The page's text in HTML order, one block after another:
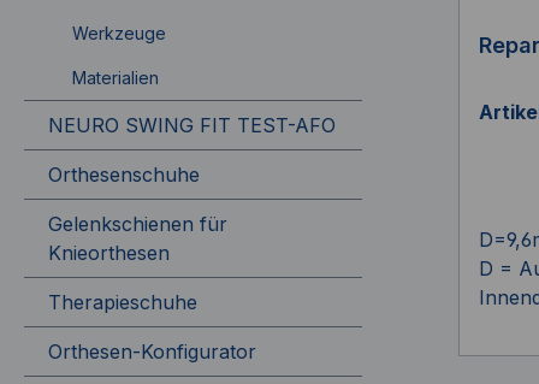
Werkzeuge
Materialien
NEURO SWING FIT TEST-AFO
Orthesenschuhe
Gelenkschienen für
Knieorthesen
Therapieschuhe
Orthesen-Konfigurator
D =